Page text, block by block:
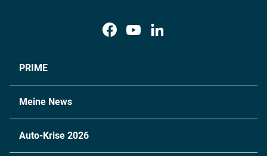
PRIME
Meine News
Auto-Krise 2026